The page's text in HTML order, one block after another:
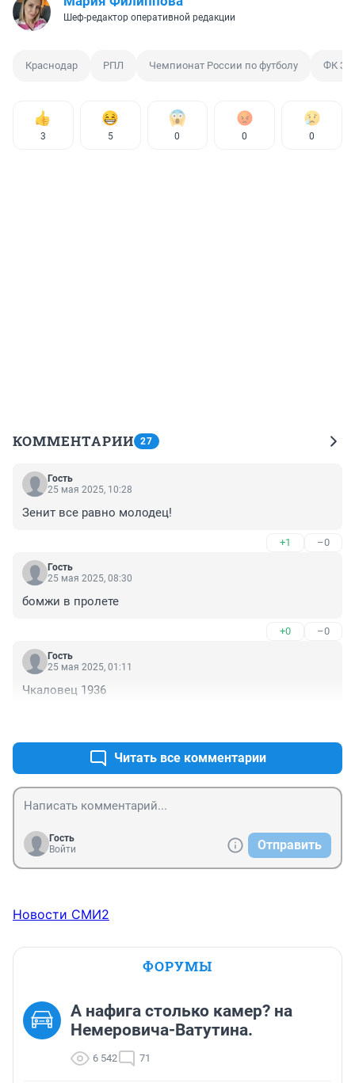
Шеф-редактор оперативной редакции
Краснодар РПЛ Чемпионат России по футболу ФК
3 5 0 0 0
КОММЕНТАРИИ 27
Гость
25 мая 2025, 10:28
Зенит все равно молодец!
+1 –0
Гость
25 мая 2025, 08:30
бомжи в пролете
+0 –0
Гость
25 мая 2025, 01:11
Чкаловец 1936
Читать все комментарии
Гость
Войти
Отправить
Новости СМИ2
ФОРУМЫ
А нафига столько камер? на
Немеровича-Ватутина.
6 542 71